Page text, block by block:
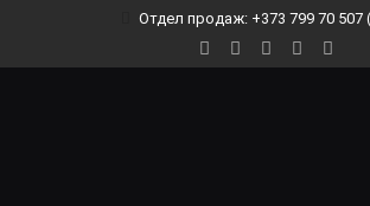
Отдел продаж: +373 799 70 507